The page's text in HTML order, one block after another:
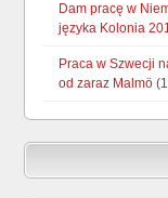
Dam pracę w
języka Kolonia
Praca w Szwecji
od zaraz Malmö